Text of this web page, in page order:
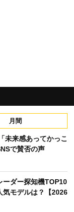
月間
未来感あってかっこ
で賛否の声
ーダー探知機TOP10
気モデルは？【2026